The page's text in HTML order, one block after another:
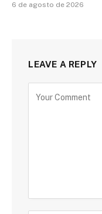
6 de agosto de 2026
LEAVE A REPLY